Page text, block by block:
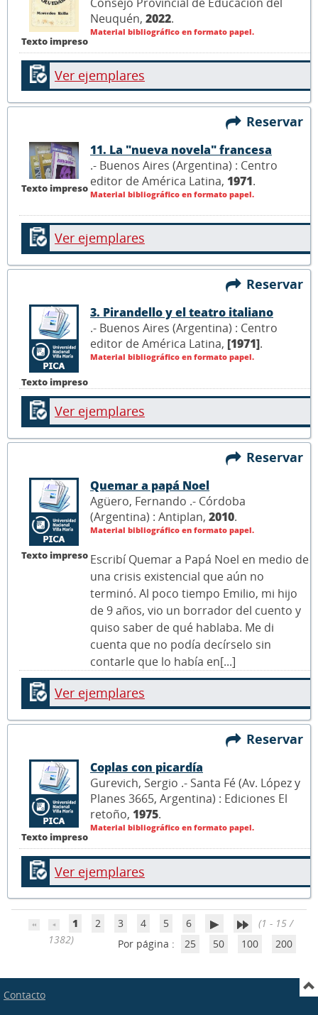
Texto impreso
Neuquén, 2022.
Material bibliográfico en formato papel.
Ver ejemplares
Reservar
Texto impreso
11. La "nueva novela" francesa
.- Buenos Aires (Argentina) : Centro
editor de América Latina, 1971.
Material bibliográfico en formato papel.
Ver ejemplares
Reservar
Texto impreso
3. Pirandello y el teatro italiano
.- Buenos Aires (Argentina) : Centro
editor de América Latina, [1971].
Material bibliográfico en formato papel.
Ver ejemplares
Reservar
Texto impreso
Quemar a papá Noel
Agüero, Fernando .- Córdoba
(Argentina) : Antiplan, 2010.
Material bibliográfico en formato papel.
Escribí Quemar a Papá Noel en medio de
una crisis existencial que aún no
terminó. Al poco tiempo Emilio, mi hijo
de 9 años, vio un borrador del cuento y
quiso saber de qué hablaba. Me di
cuenta que no podía decírselo sin
contarle que lo había en[...]
Ver ejemplares
Reservar
Texto impreso
Coplas con picardía
Gurevich, Sergio .- Santa Fé (Av. López y
Planes 3665, Argentina) : Ediciones El
retoño, 1975.
Material bibliográfico en formato papel.
Ver ejemplares
1 2 3 4 5 6
(1 - 15 /
1382)
Por página : 25 50 100 200
Contacto